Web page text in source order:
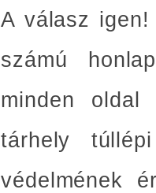
A válasz
számú
minden
tárhely
védelmének